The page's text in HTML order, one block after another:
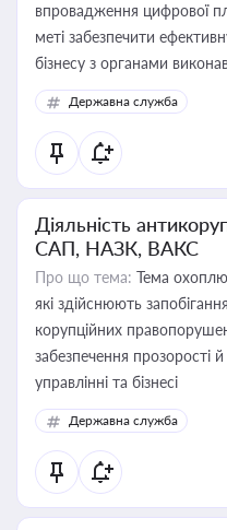
впровадження цифрової
меті забезпечити
бізнесу з органами
Державна служба
Діяльність
САП, НАЗК, ВАКС
Про що тема: Тема
які здійснюють
корупційних
забезпечення прозорості
управлінні та бізнесі
Державна служба